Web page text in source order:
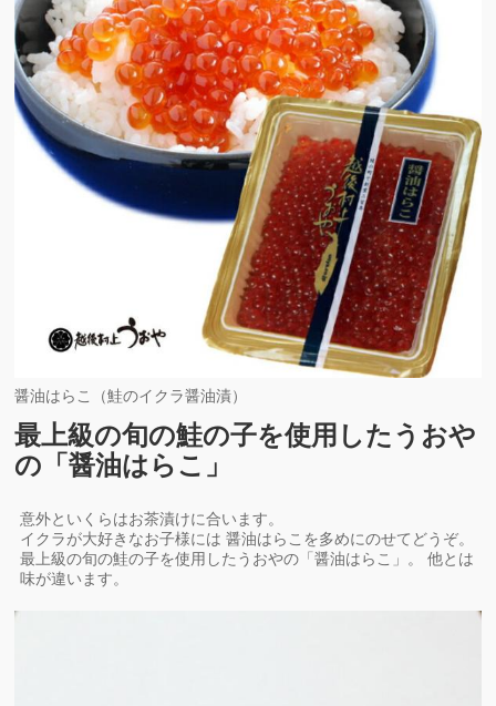
醤油はらこ（鮭のイクラ醤油漬）
最上級の旬の鮭の子を使用したうおや
の「醤油はらこ」
意外といくらはお茶漬けに合います。
イクラが大好きなお子様には 醤油はらこを多めにのせてどうぞ。
最上級の旬の鮭の子を使用したうおやの「醤油はらこ」。 他とは
味が違います。